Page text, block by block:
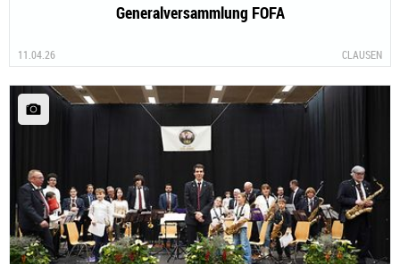
Generalversammlung FOFA
11.04.26 CLAUSEN